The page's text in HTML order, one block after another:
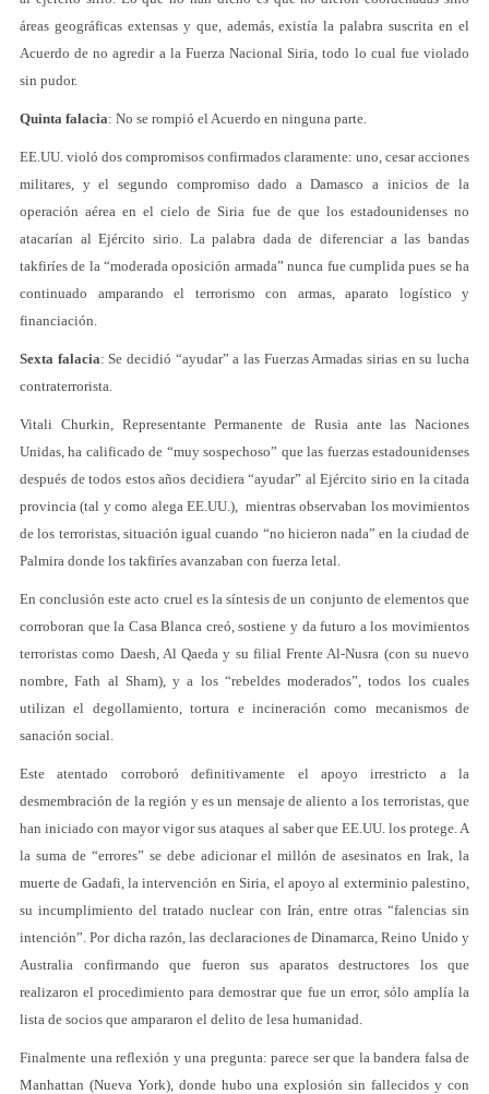
áreas geográficas extensas y que, además, existía la palabra suscrita en el
Acuerdo de no agredir a la Fuerza Nacional Siria, todo lo cual fue violado
sin pudor.
Quinta falacia: No se rompió el Acuerdo en ninguna parte.
EE.UU. violó dos compromisos confirmados claramente: uno, cesar acciones
militares, y el segundo compromiso dado a Damasco a inicios de la
operación aérea en el cielo de Siria fue de que los estadounidenses no
atacarían al Ejército sirio. La palabra dada de diferenciar a las bandas
takfiríes de la “moderada oposición armada” nunca fue cumplida pues se ha
continuado amparando el terrorismo con armas, aparato logístico y
financiación.
Sexta falacia: Se decidió “ayudar” a las Fuerzas Armadas sirias en su lucha
contraterrorista.
Vitali Churkin, Representante Permanente de Rusia ante las Naciones
Unidas, ha calificado de “muy sospechoso” que las fuerzas estadounidenses
después de todos estos años decidiera “ayudar” al Ejército sirio en la citada
provincia (tal y como alega EE.UU.), mientras observaban los movimientos
de los terroristas, situación igual cuando “no hicieron nada” en la ciudad de
Palmira donde los takfiríes avanzaban con fuerza letal.
En conclusión este acto cruel es la síntesis de un conjunto de elementos que
corroboran que la Casa Blanca creó, sostiene y da futuro a los movimientos
terroristas como Daesh, Al Qaeda y su filial Frente Al-Nusra (con su nuevo
nombre, Fath al Sham), y a los “rebeldes moderados”, todos los cuales
utilizan el degollamiento, tortura e incineración como mecanismos de
sanación social.
Este atentado corroboró definitivamente el apoyo irrestricto a la
desmembración de la región y es un mensaje de aliento a los terroristas, que
han iniciado con mayor vigor sus ataques al saber que EE.UU. los protege. A
la suma de “errores” se debe adicionar el millón de asesinatos en Irak, la
muerte de Gadafi, la intervención en Siria, el apoyo al exterminio palestino,
su incumplimiento del tratado nuclear con Irán, entre otras “falencias sin
intención”. Por dicha razón, las declaraciones de Dinamarca, Reino Unido y
Australia confirmando que fueron sus aparatos destructores los que
realizaron el procedimiento para demostrar que fue un error, sólo amplía la
lista de socios que ampararon el delito de lesa humanidad.
Finalmente una reflexión y una pregunta: parece ser que la bandera falsa de
Manhattan (Nueva York), donde hubo una explosión sin fallecidos y con